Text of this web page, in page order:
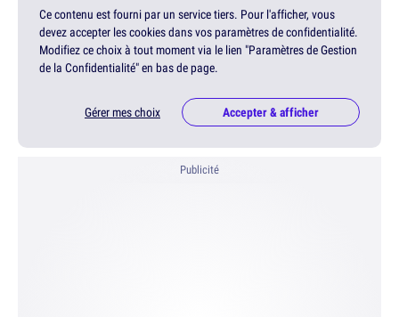
Ce contenu est fourni par un service tiers. Pour l'afficher, vous
devez accepter les cookies dans vos paramètres de confidentialité.
Modifiez ce choix à tout moment via le lien "Paramètres de Gestion
de la Confidentialité" en bas de page.
Gérer mes choix Accepter & afficher
Publicité